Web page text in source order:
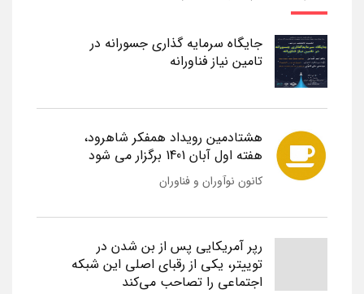
جایگاه سرمایه گذاری جسورانه در
تامین نیاز فناورانه
هشتادمین رویداد همفکر شاهرود،
هفته اول آبان 1401 برگزار می شود
کانون نوآوران و فناوران
رپر آمریکایی پس از بن شدن در
توییتر، یکی از رقبای اصلی این شبکه
اجتماعی را تصاحب می‌کند